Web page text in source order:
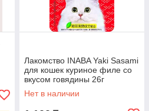
Лакомство INABA Yaki Sasami
для кошек куриное филе со
вкусом говядины 26г
Нет в наличии